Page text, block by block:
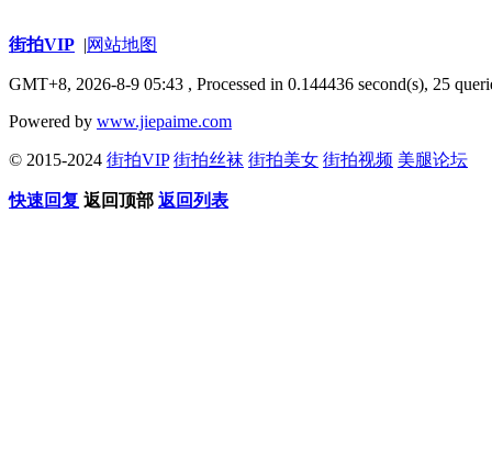
街拍VIP |网站地图
GMT+8, 2026-8-9 05:43 , Processed in 0.144436 second(s), 25
Powered by www.jiepaime.com
© 2015-2024 街拍VIP 街拍丝袜 街拍美女 街拍视频 美腿论坛
快速回复 返回顶部 返回列表